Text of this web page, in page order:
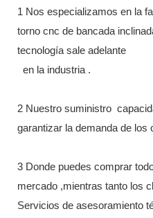
1 Nos especializamos en la
torno cnc de bancada
tecnología sale adelante
en la industria .
2 Nuestro suministro
garantizar la demanda de los
3 Donde puedes comprar
mercado ,mientras tanto los
Servicios de asesoramiento